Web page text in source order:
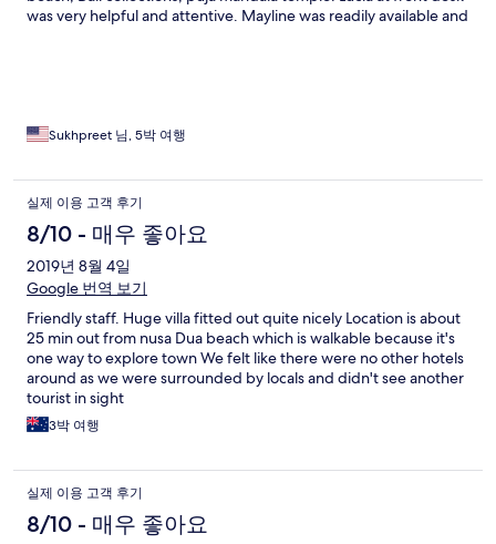
was very helpful and attentive. Mayline was readily available and
Sukhpreet 님, 5박 여행
실제 이용 고객 후기
8/10 - 매우 좋아요
2019년 8월 4일
Google 번역 보기
Friendly staff. Huge villa fitted out quite nicely Location is about
25 min out from nusa Dua beach which is walkable because it's
one way to explore town We felt like there were no other hotels
around as we were surrounded by locals and didn't see another
tourist in sight
3박 여행
실제 이용 고객 후기
8/10 - 매우 좋아요